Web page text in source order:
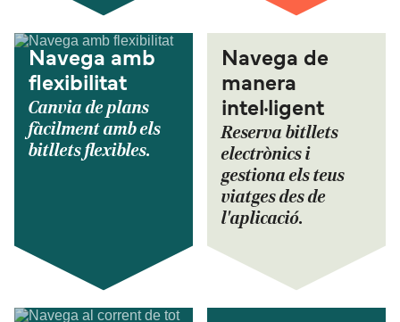
Navega amb
flexibilitat
Canvia de plans
fàcilment amb els
bitllets flexibles.
Navega de
manera
intel·ligent
Reserva bitllets
electrònics i
gestiona els teus
viatges des de
l'aplicació.